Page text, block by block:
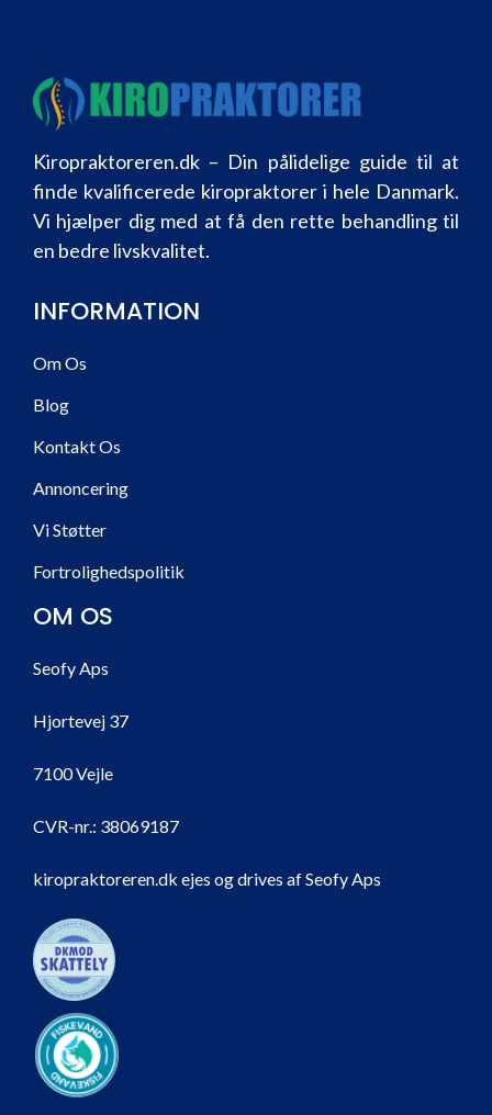
Kiropraktoreren.dk – Din pålidelige guide til at
finde kvalificerede kiropraktorer i hele Danmark.
Vi hjælper dig med at få den rette behandling til
en bedre livskvalitet.
INFORMATION
Om Os
Blog
Kontakt Os
Annoncering
Vi Støtter
Fortrolighedspolitik
OM OS
Seofy Aps
Hjortevej 37
7100 Vejle
CVR-nr.: 38069187
kiropraktoreren.dk ejes og drives af Seofy Aps